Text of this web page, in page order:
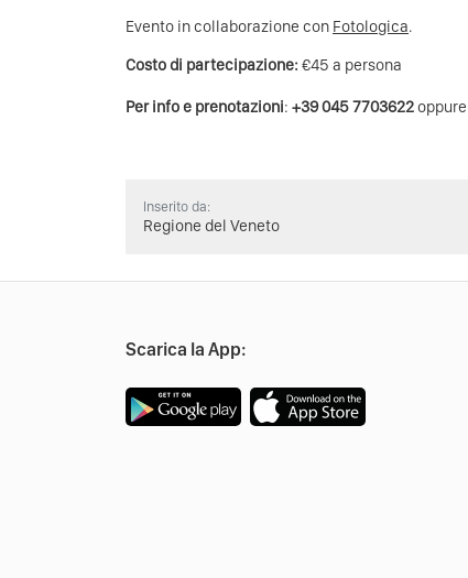
Evento in collaborazione con Fotologica.
Costo di partecipazione: €45 a persona
Per info e prenotazioni: +39 045 7703622oppure
Inserito da:
Regione del Veneto
Scarica la App: